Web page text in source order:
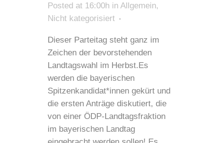
Posted at 16:00h in Allgemein,
Nicht kategorisiert
Dieser Parteitag steht ganz im
Zeichen der bevorstehenden
Landtagswahl im Herbst.Es
werden die bayerischen
Spitzenkandidat*innen gekürt und
die ersten Anträge diskutiert, die
von einer ÖDP-Landtagsfraktion
im bayerischen Landtag